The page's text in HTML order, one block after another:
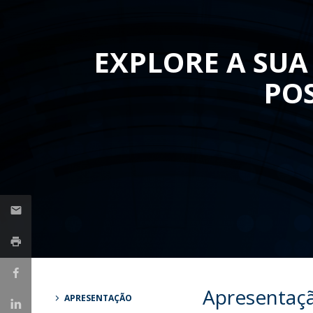
CandidaturasEXPLORE A
APRESENTAÇÃO